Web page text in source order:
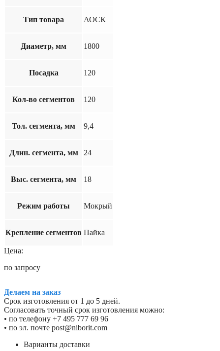
Тип товара АОСК
Диаметр, мм 1800
Посадка 120
Кол-во сегментов 120
Тол. сегмента, мм 9,4
Длин. сегмента, мм 24
Выс. сегмента, мм 18
Режим работы Мокрый
Крепление сегментов Пайка
Цена:
по запросу
Делаем на заказ
Срок изготовления от 1 до 5 дней.
Согласовать точный срок изготовления можно:
• по телефону +7 495 777 69 96
• по эл. почте post@niborit.com
Варианты доставки